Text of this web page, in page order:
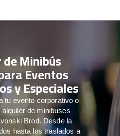
Minibús
Eventos
y Especiales
tu evento corporativo o
de minibuses
Brod. Desde la
hasta los traslados a